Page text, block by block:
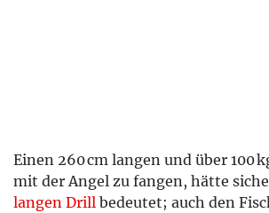
Einen 260 cm langen und über 100
mit der Angel zu fangen, hätte
langen Drill bedeutet; auch den